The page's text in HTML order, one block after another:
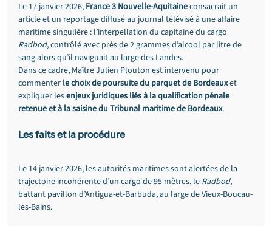
Le 17 janvier 2026, France 3 Nouvelle-Aquitaine consacrait un
article et un reportage diffusé au journal télévisé à une affaire
maritime singulière : l’interpellation du capitaine du cargo
Radbod, contrôlé avec près de 2 grammes d’alcool par litre de
sang alors qu’il naviguait au large des Landes.
Dans ce cadre, Maître Julien Plouton est intervenu pour
commenter le choix de poursuite du parquet de Bordeaux et
expliquer les enjeux juridiques liés à la qualification pénale
retenue et à la saisine du Tribunal maritime de Bordeaux.
Les faits et la procédure
Le 14 janvier 2026, les autorités maritimes sont alertées de la
trajectoire incohérente d’un cargo de 95 mètres, le Radbod,
battant pavillon d’Antigua-et-Barbuda, au large de Vieux-Boucau-
les-Bains.